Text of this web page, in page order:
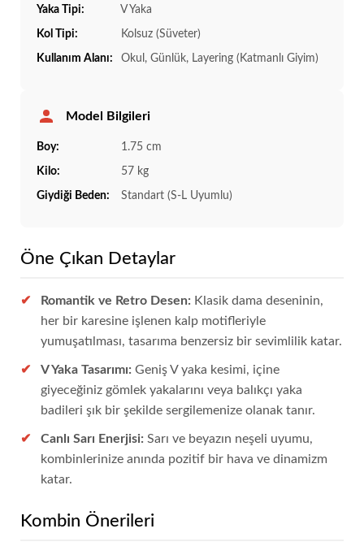
Yaka Tipi: V Yaka
Kol Tipi: Kolsuz (Süveter)
Kullanım Alanı: Okul, Günlük, Layering (Katmanlı Giyim)
Model Bilgileri
Boy: 1.75 cm
Kilo: 57 kg
Giydiği Beden: Standart (S-L Uyumlu)
Öne Çıkan Detaylar
Romantik ve Retro Desen: Klasik dama deseninin,
her bir karesine işlenen kalp motifleriyle
yumuşatılması, tasarıma benzersiz bir sevimlilik katar.
V Yaka Tasarımı: Geniş V yaka kesimi, içine
giyeceğiniz gömlek yakalarını veya balıkçı yaka
badileri şık bir şekilde sergilemenize olanak tanır.
Canlı Sarı Enerjisi: Sarı ve beyazın neşeli uyumu,
kombinlerinize anında pozitif bir hava ve dinamizm
katar.
Kombin Önerileri